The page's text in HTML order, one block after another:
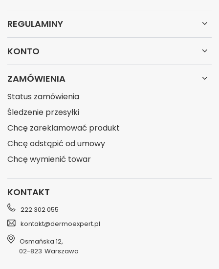
REGULAMINY
KONTO
ZAMÓWIENIA
Status zamówienia
Śledzenie przesyłki
Chcę zareklamować produkt
Chcę odstąpić od umowy
Chcę wymienić towar
KONTAKT
222 302 055
kontakt@dermoexpert.pl
Osmańska 12,
02-823 Warszawa